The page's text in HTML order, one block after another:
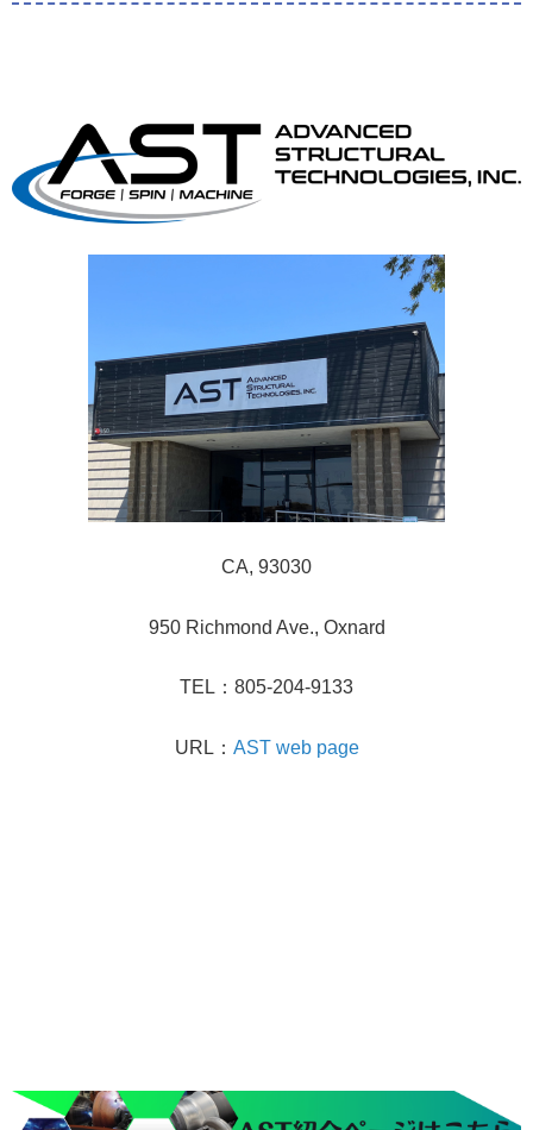
CA, 93030
950 Richmond Ave., Oxnard
TEL：805-204-9133
URL： AST web page